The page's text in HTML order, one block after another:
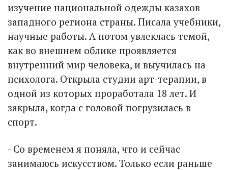
изучение национальной одежды казахов
западного региона страны. Писала учебники,
научные работы. А потом увлеклась темой,
как во внешнем облике проявляется
внутренний мир человека, и выучилась на
психолога. Открыла студии арт-терапии, в
одной из которых проработала 18 лет. И
закрыла, когда с головой погрузилась в
спорт.
- Со временем я поняла, что и сейчас
занимаюсь искусством. Только если раньше